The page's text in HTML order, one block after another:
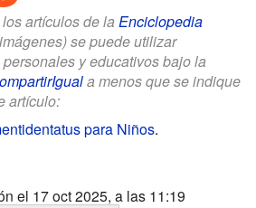
artículos de la Enciclopedia
se puede utilizar
y educativos bajo la
a menos que se indique
artículo:
para Niños.
el 17 oct 2025, a las 11:19